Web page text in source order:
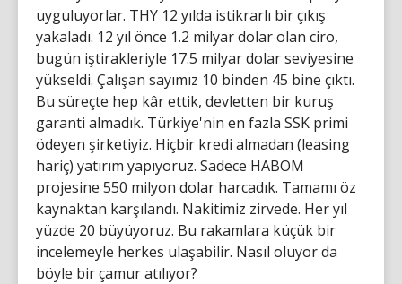
uyguluyorlar. THY 12 yılda istikrarlı bir çıkış
yakaladı. 12 yıl önce 1.2 milyar dolar olan ciro,
bugün iştirakleriyle 17.5 milyar dolar seviyesine
yükseldi. Çalışan sayımız 10 binden 45 bine çıktı.
Bu süreçte hep kâr ettik, devletten bir kuruş
garanti almadık. Türkiye'nin en fazla SSK primi
ödeyen şirketiyiz. Hiçbir kredi almadan (leasing
hariç) yatırım yapıyoruz. Sadece HABOM
projesine 550 milyon dolar harcadık. Tamamı öz
kaynaktan karşılandı. Nakitimiz zirvede. Her yıl
yüzde 20 büyüyoruz. Bu rakamlara küçük bir
incelemeyle herkes ulaşabilir. Nasıl oluyor da
böyle bir çamur atılıyor?